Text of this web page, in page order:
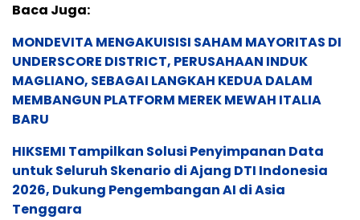
Baca Juga:
MONDEVITA MENGAKUISISI SAHAM MAYORITAS DI
UNDERSCORE DISTRICT, PERUSAHAAN INDUK
MAGLIANO, SEBAGAI LANGKAH KEDUA DALAM
MEMBANGUN PLATFORM MEREK MEWAH ITALIA
BARU
HIKSEMI Tampilkan Solusi Penyimpanan Data
untuk Seluruh Skenario di Ajang DTI Indonesia
2026, Dukung Pengembangan AI di Asia
Tenggara